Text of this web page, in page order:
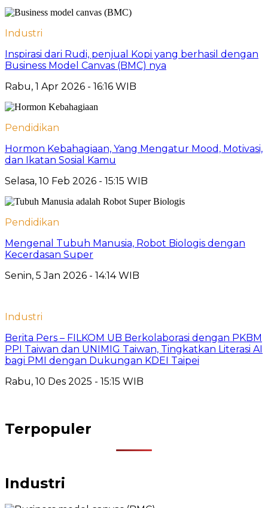
Industri
Inspirasi dari Rudi, penjual Kopi yang berhasil dengan
Business Model Canvas (BMC) nya
Rabu, 1 Apr 2026 - 16:16 WIB
Pendidikan
Hormon Kebahagiaan, Yang Mengatur Mood, Motivasi,
dan Ikatan Sosial Kamu
Selasa, 10 Feb 2026 - 15:15 WIB
Pendidikan
Mengenal Tubuh Manusia, Robot Biologis dengan
Kecerdasan Super
Senin, 5 Jan 2026 - 14:14 WIB
Industri
Berita Pers – FILKOM UB Berkolaborasi dengan PKBM
PPI Taiwan dan UNIMIG Taiwan, Tingkatkan Literasi AI
bagi PMI dengan Dukungan KDEI Taipei
Rabu, 10 Des 2025 - 15:15 WIB
Terpopuler
Industri